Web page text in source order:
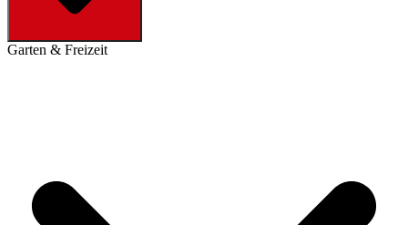
Garten & Freizeit